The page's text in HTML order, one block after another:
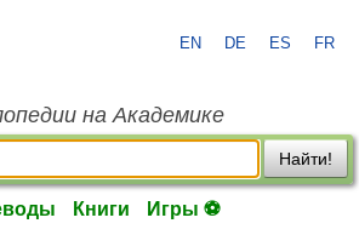
EN DE ES FR
на Академике
Найти!
Книги Игры ⚽